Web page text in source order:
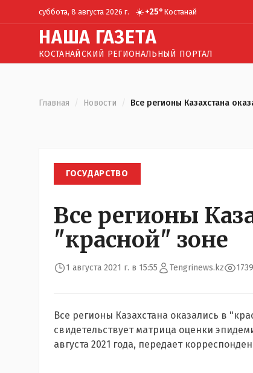
суббота, 8 августа 2026 г. ☀️+25° Костанай
НАША ГАЗЕТА
КОСТАНАЙСКИЙ РЕГИОНАЛЬНЫЙ ПОРТАЛ
Главная / Новости / Все регионы Казахстана
ГОСУДАРСТВО
Все регионы
"красной" зоне
1 августа 2021 г. в 15:55 Tengrinews.kz
Все регионы Казахстана оказались в
свидетельствует матрица оценки
августа 2021 года, передает